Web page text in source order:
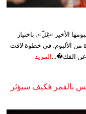
الأخير «غِلّ»، باختيار
من الألبوم، في خطوة لاقت
عن الفك�... المزيد
بالقمر فكيف سيؤثر